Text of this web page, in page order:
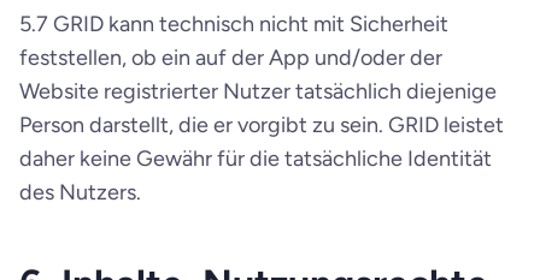
5.7 GRID kann technisch nicht mit Sicherheit
feststellen, ob ein auf der App und/oder der
Website registrierter Nutzer tatsächlich diejenige
Person darstellt, die er vorgibt zu sein. GRID leistet
daher keine Gewähr für die tatsächliche Identität
des Nutzers.